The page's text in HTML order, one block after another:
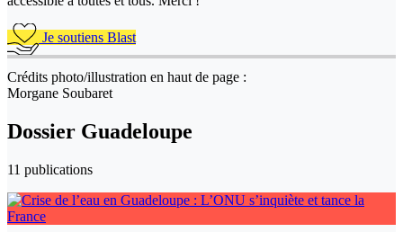
Je soutiens Blast
Crédits photo/illustration en haut de page :
Morgane Soubaret
Dossier Guadeloupe
11 publications